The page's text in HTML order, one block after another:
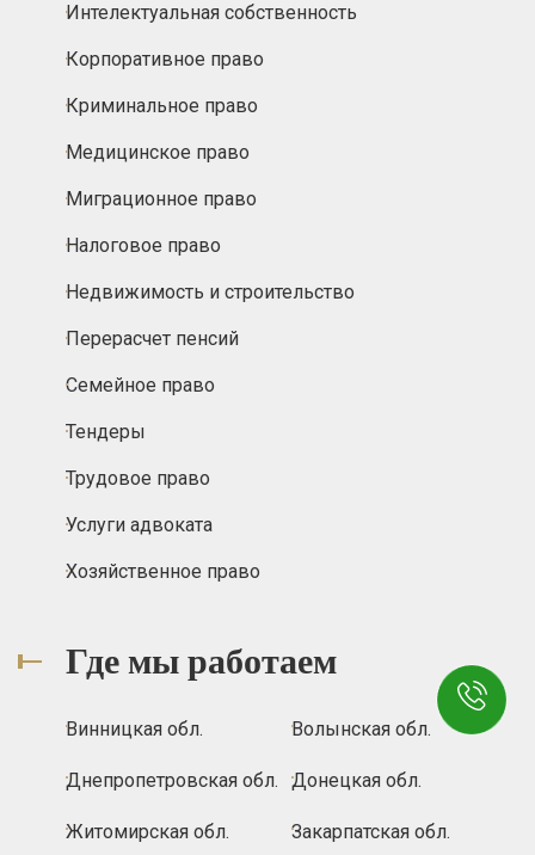
Интелектуальная собственность
Корпоративное право
Криминальное право
Медицинское право
Миграционное право
Налоговое право
Недвижимость и строительство
Перерасчет пенсий
Семейное право
Тендеры
Трудовое право
Услуги адвоката
Хозяйственное право
Где мы работаем
Винницкая обл. Волынская обл.
Днепропетровская обл. Донецкая обл.
Житомирская обл. Закарпатская обл.